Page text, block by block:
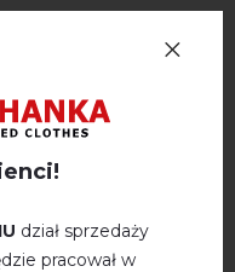
dział sprzedaży
pracował w